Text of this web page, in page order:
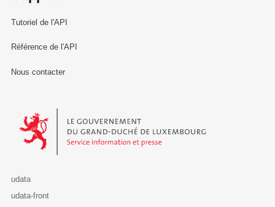
Tutoriel de l'API
Référence de l'API
Nous contacter
Le Gouvernement du Grand-Duché de Luxembourg - Service
udata
udata-front